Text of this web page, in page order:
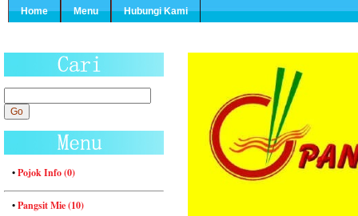
Home Menu Hubungi Kami
•Pojok Info (0)
•Pangsit Mie (10)